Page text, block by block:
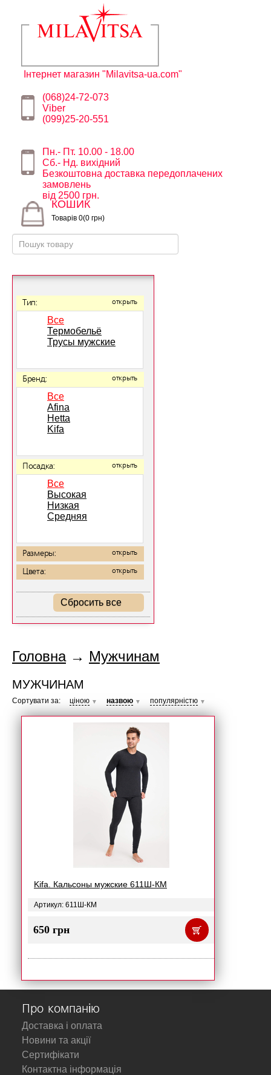
Інтернет магазин "Milavitsa-ua.com"
(068)24-72-073
Viber
(099)25-20-551
Пн.- Пт. 10.00 - 18.00
Сб.- Нд. вихідний
Безкоштовна доставка передоплачених
замовлень
від 2500 грн.
КОШИК
Товарів 0(0 грн)
Тип: открыть
Все
Термобельё
Трусы мужские
Бренд: открыть
Все
Afina
Hetta
Kifa
Посадка: открыть
Все
Высокая
Низкая
Средняя
Размеры: открыть
Цвета: открыть
Сбросить все
Головна→ Мужчинам
МУЖЧИНАМ
Сортувати за: ціною ▼ назвою ▼ популярністю ▼
Kifa. Кальсоны мужские 611Ш-КМ
Артикул: 611Ш-КМ
650 грн
Про компанію
Доставка і оплата
Новини та акції
Сертифікати
Контактна інформація